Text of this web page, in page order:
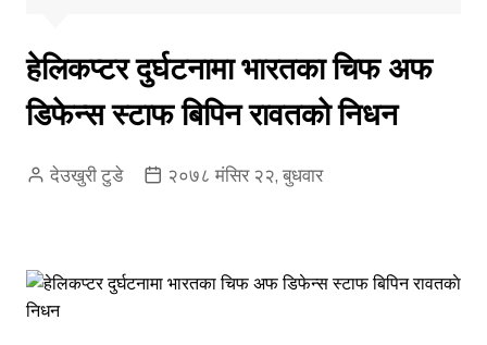
हेलिकप्टर दुर्घटनामा भारतका चिफ अफ
डिफेन्स स्टाफ बिपिन रावतकाे निधन
देउखुरी टुडे २०७८ मंसिर २२, बुधवार